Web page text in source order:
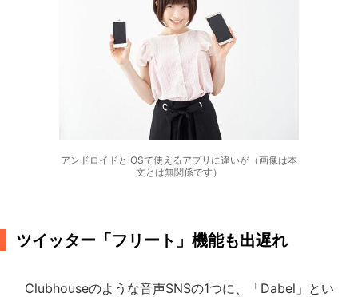
アンドロイドとiOSで使えるアプリに違いが（画像は本
文とは無関係です）
ツイッター「フリート」機能も出遅れ
Clubhouseのような音声SNSの1つに、「Dabel」とい